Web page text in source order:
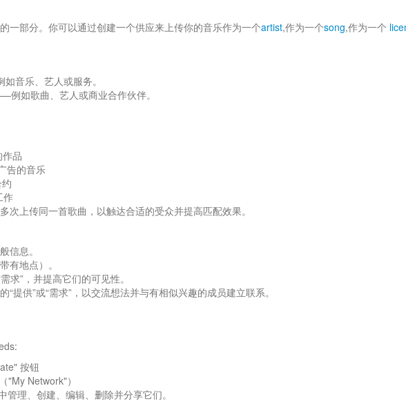
一部分。你可以通过创建一个供应来上传你的音乐作为一个artist,作为一个song,作为一个
音乐、艺人或服务。
如歌曲、艺人或商业合作伙伴。
品
告的音乐
作
次上传同一首歌曲，以触达合适的受众并提高匹配效果。
信息。
有地点）。
求”，并提高它们的可见性。
提供”或“需求”，以交流想法并与有相似兴趣的成员建立联系。
按钮
"My Network"）
管理、创建、编辑、删除并分享它们。